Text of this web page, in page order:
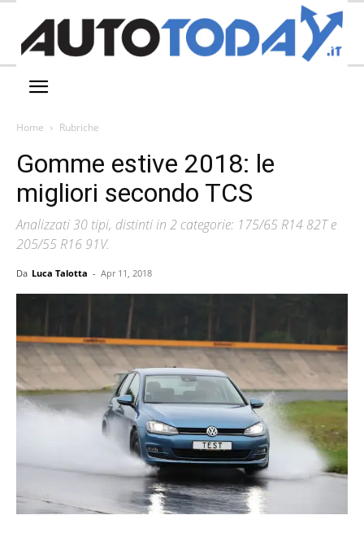
Home Rubriche
Gomme estive 2018: le
migliori secondo TCS
Analizzati 30 tipi, distinti in 2 categorie: 175/65 R14 82T e
205/55 R16 91V.
Da Luca Talotta - Apr 11, 2018